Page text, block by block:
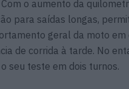
o aumento da
para saídas longas,
geral da moto em
de corrida à tarde. No
o seu teste em dois turnos.